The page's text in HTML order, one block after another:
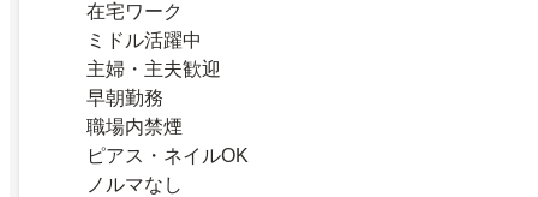
在宅ワーク
ミドル活躍中
主婦・主夫歓迎
早朝勤務
職場内禁煙
ピアス・ネイルOK
ノルマなし